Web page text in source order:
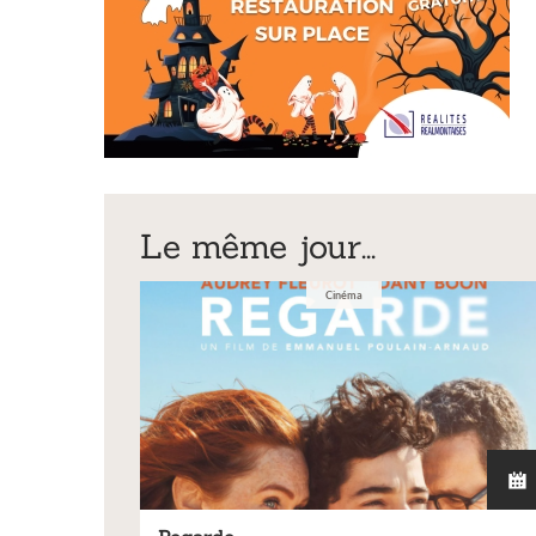
Le même jour...
Cinéma
Inscription Réal'Art